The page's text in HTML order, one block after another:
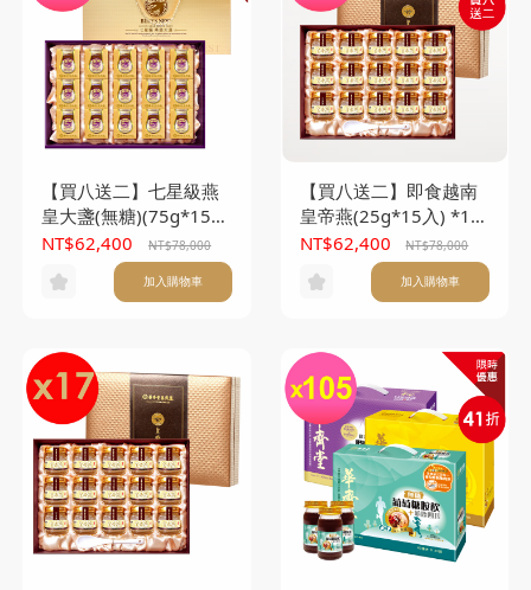
【買八送二】七星級燕
皇大盞(無糖)(75g*15
入/盒) *10盒
NT$62,400 NT$78,000
加入購物車
【買八送二】即食越南
皇帝燕(25g*15入) *10
盒
NT$62,400 NT$78,000
加入購物車